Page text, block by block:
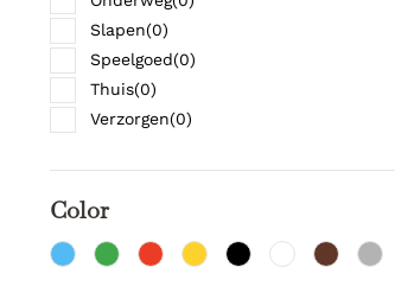
Slapen(0)
Speelgoed(0)
Thuis(0)
Verzorgen(0)
Color